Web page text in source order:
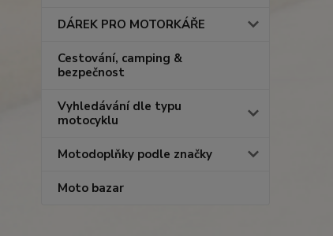
DÁREK PRO MOTORKÁŘE
Cestování, camping &
bezpečnost
Vyhledávání dle typu
motocyklu
Motodoplňky podle značky
Moto bazar